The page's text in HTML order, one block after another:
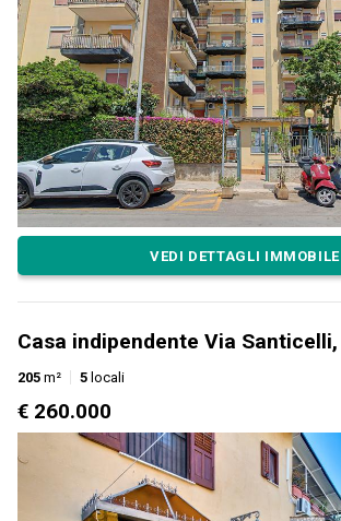
VEDI DETTAGLI IMMOBILE
Casa indipendente Via
205 m² 5 locali
€ 260.000